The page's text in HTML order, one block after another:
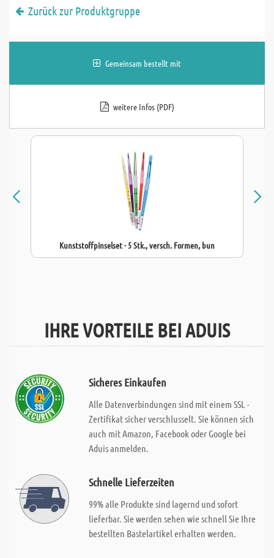
Zurück zur Produktgruppe
Gemeinsam bestellt mit
weitere Infos (PDF)
Kunststoffpinselset - 5 Stk., versch. Formen, bun
IHRE VORTEILE BEI ADUIS
Sicheres Einkaufen
Alle Datenverbindungen sind mit einem SSL -
Zertifikat sicher verschlusselt. Sie können sich
auch mit Amazon, Facebook oder Google bei
Aduis anmelden.
Schnelle Lieferzeiten
99% alle Produkte sind lagernd und sofort
lieferbar. Sie werden sehen wie schnell Sie Ihre
bestellten Bastelartikel erhalten werden.